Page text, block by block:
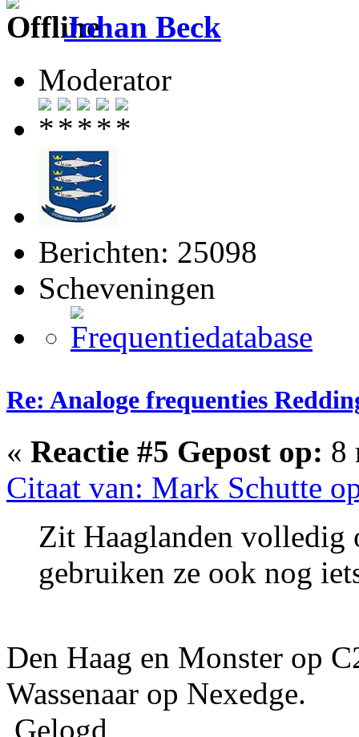
Johan Beck
Moderator
Berichten: 25098
Scheveningen
Re: Analoge frequenties
« Reactie #5 Gepost op: 8
Citaat van: Mark Schutte
Zit Haaglanden volledig
gebruiken ze ook nog
Den Haag en Monster op
Wassenaar op Nexedge.
Gelogd